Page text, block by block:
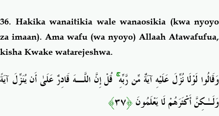
36. Hakika wanaitikia wale wanaosikia (kwa nyoyo
za imaan). Ama wafu (wa nyoyo) Allaah Atawafufua,
kisha Kwake watarejeshwa.
وَقَالُوا لَوْلَا نُزِّلَ عَلَيْهِ آيَةٌ مِّن رَّبِّهِۚ قُلْ إِنَّ اللَّـهَ قَادِرٌ عَلَىٰ أَن يُنَزِّلَ آيَةً
وَلَـٰكِنَّ أَكْثَرَهُمْ لَا يَعْلَمُونَ﴿٣٧﴾